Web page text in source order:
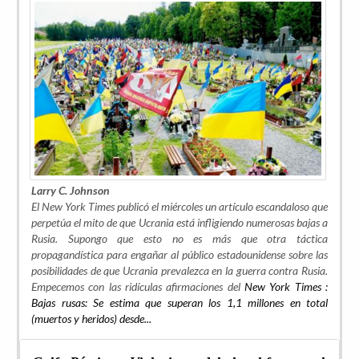
Larry C. Johnson
ElNew York Timespublicó el miércoles un artículo escandaloso que
perpetúa el mito de que Ucrania está infligiendo numerosas bajas a
Rusia. Supongo que esto no es más que otra táctica
propagandística para engañar al público estadounidense sobre las
posibilidades de que Ucrania prevalezca en la guerra contra Rusia.
Empecemos con las ridículas afirmaciones del New York Times :
Bajas rusas: Se estima que superan los 1,1 millones en total
(muertos y heridos) desde...